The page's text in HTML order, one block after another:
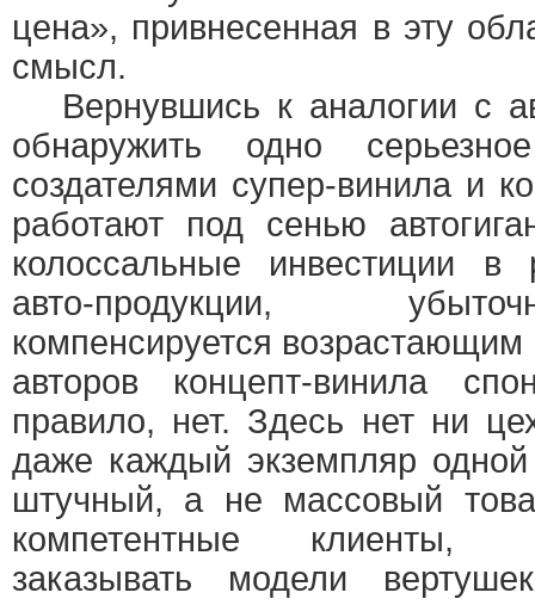
цена», привнесенная в эту
смысл.
Вернувшись к аналогии с
обнаружить одно
создателями супер-винила и
работают под сенью
колоссальные инвестиции в
авто-продукции,
компенсируется
авторов концепт-винила
правило, нет. Здесь нет ни
даже каждый экземпляр
штучный, а не массовый
компетентные клиенты,
заказывать модели